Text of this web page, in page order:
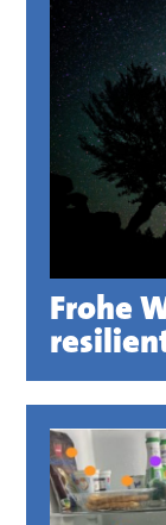
Frohe